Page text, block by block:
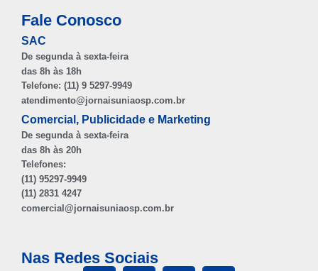
Fale Conosco
SAC
De segunda à sexta-feira
das 8h às 18h
Telefone: (11) 9 5297-9949
atendimento@jornaisuniaosp.com.br
Comercial, Publicidade e Marketing
De segunda à sexta-feira
das 8h às 20h
Telefones:
(11) 95297-9949
(11) 2831 4247
comercial@jornaisuniaosp.com.br
Nas Redes Sociais